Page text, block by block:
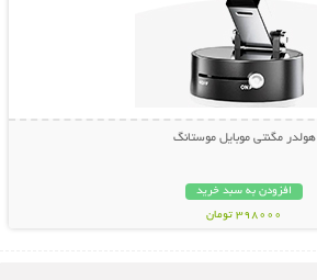
هولدر مگنتی موبایل موستانگ
افزودن به سبد خرید
398000 تومان